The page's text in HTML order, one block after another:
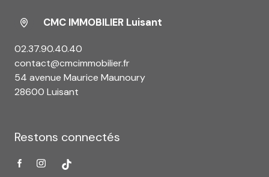
CMC IMMOBILIER Luisant
02.37.90.40.40
contact@cmcimmobilier.fr
54 avenue Maurice Maunoury
28600 Luisant
Restons connectés